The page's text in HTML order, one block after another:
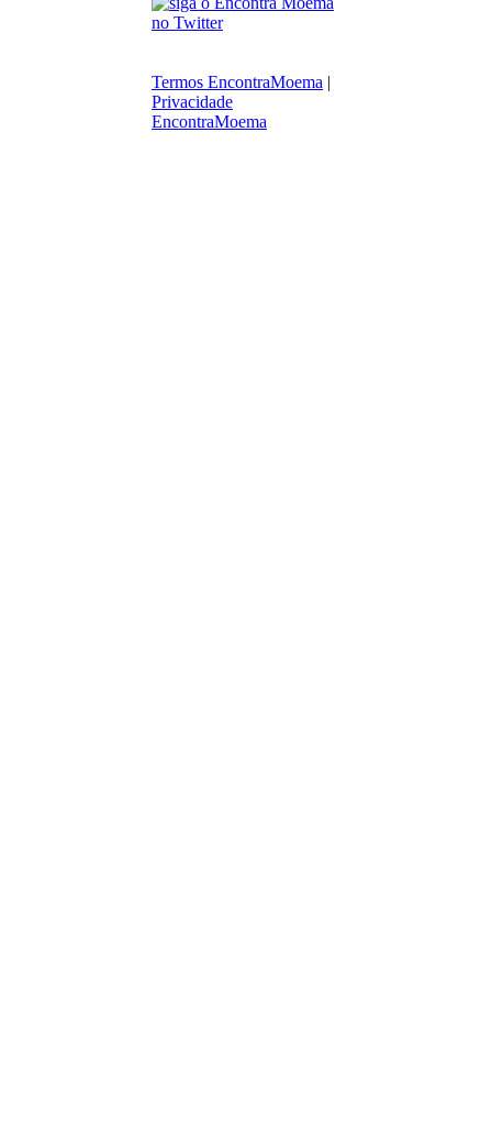
Termos EncontraMoema |
Privacidade
EncontraMoema